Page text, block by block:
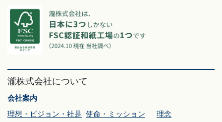
瀧株式会社について
会社案内
理想・ビジョン・社是 使命・ミッション
理念